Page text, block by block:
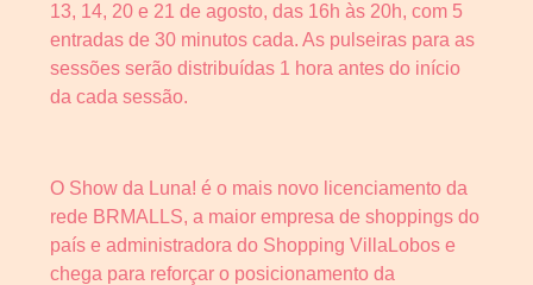
13, 14, 20 e 21 de agosto, das 16h às 20h, com 5
entradas de 30 minutos cada. As pulseiras para as
sessões serão distribuídas 1 hora antes do início
da cada sessão.
O Show da Luna! é o mais novo licenciamento da
rede BRMALLS, a maior empresa de shoppings do
país e administradora do Shopping VillaLobos e
chega para reforçar o posicionamento da